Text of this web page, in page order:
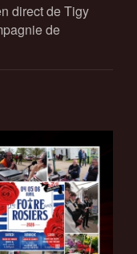
direct de Tigy
de